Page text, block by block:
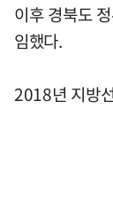
이후 경북도
임했다.
2018년 지방